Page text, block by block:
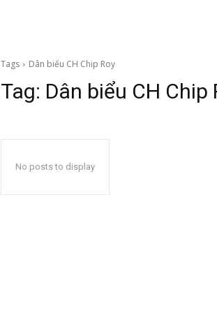
Tags Dân biểu CH Chip Roy
Tag: Dân biểu CH Chip
No posts to display